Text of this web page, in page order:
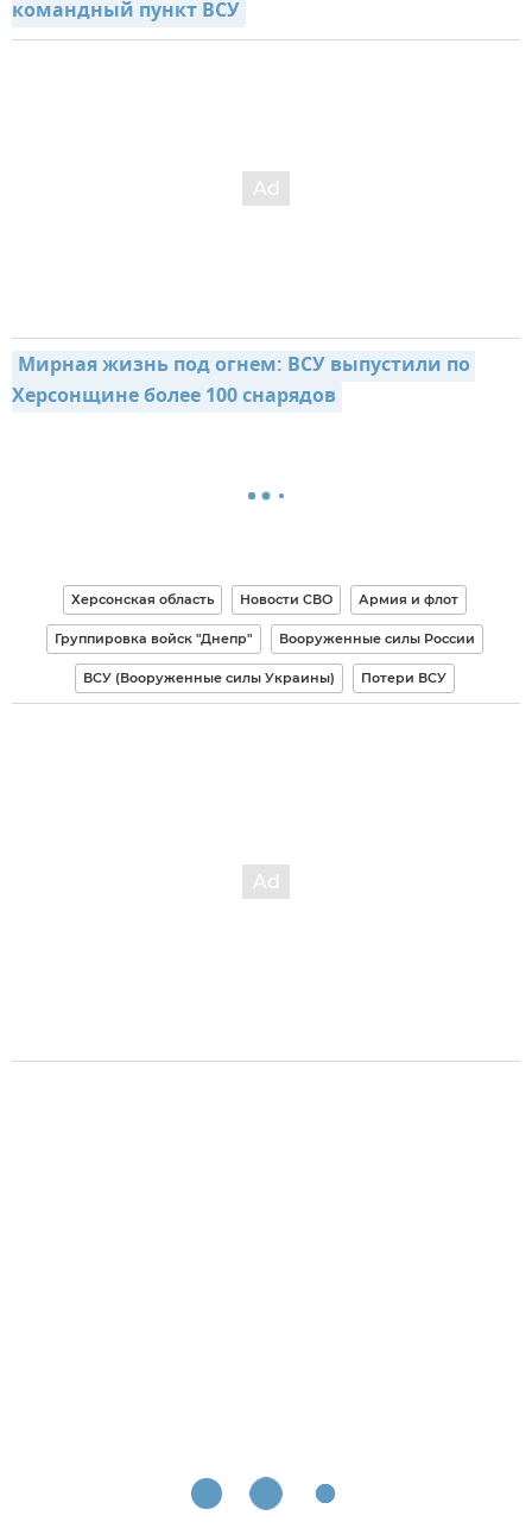
командный пункт ВСУ
Мирная жизнь под огнем: ВСУ выпустили по
Херсонщине более 100 снарядов
Херсонская область Новости СВО Армия и флот
Группировка войск "Днепр" Вооруженные силы России
ВСУ (Вооруженные силы Украины) Потери ВСУ